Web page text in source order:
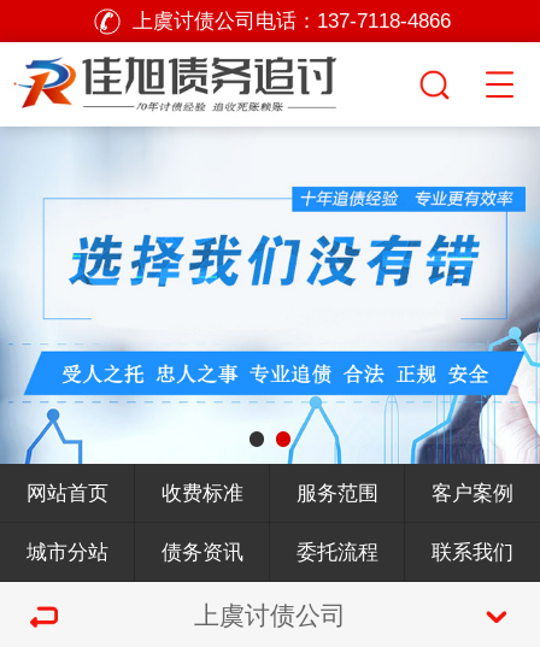
上虞讨债公司电话： 137-7118-4866
网站首页 收费标准 服务范围 客户案例
城市分站 债务资讯 委托流程 联系我们
上虞讨债公司